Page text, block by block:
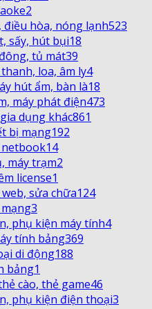
2
điều hòa, nóng lạnh523
sấy, hút bụi18
tủ mát39
loa, âm ly4
hút ẩm, bàn là18
máy phát điện473
dụng khác861
bị mạng192
14
máy trạm2
license1
sửa chữa124
3
phụ kiện máy tính4
tính bảng369
di động188
bảng1
cào, thẻ game46
phụ kiện điện thoại3